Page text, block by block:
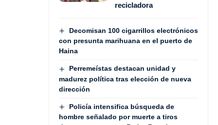
recicladora
Decomisan 100 cigarrillos electrónicos
con presunta marihuana en el puerto de
Haina
Perremeístas destacan unidad y
madurez política tras elección de nueva
dirección
Policía intensifica búsqueda de
hombre señalado por muerte a tiros